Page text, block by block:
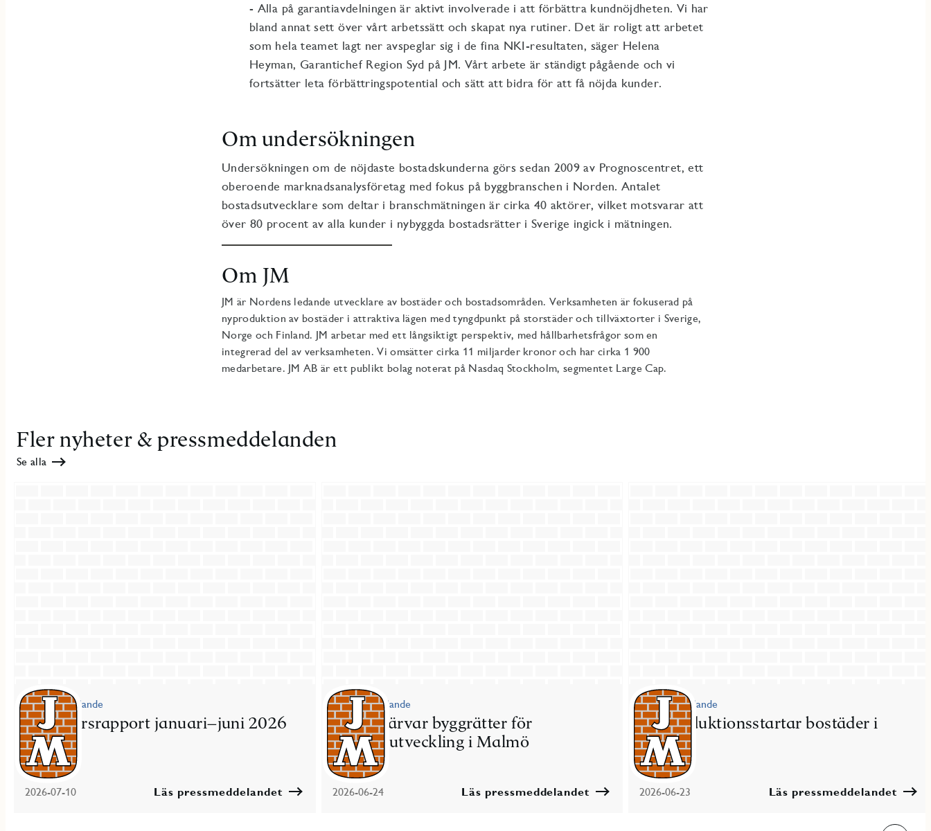
- Alla på garantiavdelningen är aktivt involverade i att förbättra kundnöjdheten. Vi har
bland annat sett över vårt arbetssätt och skapat nya rutiner. Det är roligt att arbetet
som hela teamet lagt ner avspeglar sig i de fina NKI-resultaten, säger Helena
Heyman, Garantichef Region Syd på JM. Vårt arbete är ständigt pågående och vi
fortsätter leta förbättringspotential och sätt att bidra för att få nöjda kunder.
Om undersökningen
Undersökningen om de nöjdaste bostadskunderna görs sedan 2009 av Prognoscentret, ett
oberoende marknadsanalysföretag med fokus på byggbranschen i Norden. Antalet
bostadsutvecklare som deltar i branschmätningen är cirka 40 aktörer, vilket motsvarar att
över 80 procent av alla kunder i nybyggda bostadsrätter i Sverige ingick i mätningen.
Om JM
JM är Nordens ledande utvecklare av bostäder och bostadsområden. Verksamheten är fokuserad på
nyproduktion av bostäder i attraktiva lägen med tyngdpunkt på storstäder och tillväxtorter i Sverige,
Norge och Finland. JM arbetar med ett långsiktigt perspektiv, med hållbarhetsfrågor som en
integrerad del av verksamheten. Vi omsätter cirka 11 miljarder kronor och har cirka 1 900
medarbetare. JM AB är ett publikt bolag noterat på Nasdaq Stockholm, segmentet Large Cap.
Fler nyheter & pressmeddelanden
Se alla
Pressmeddelande
JM delårsrapport januari–juni 2026
2026-07-10 Läs pressmeddelandet
Pressmeddelande
JM förvärvar byggrätter för
bostadsutveckling i Malmö
2026-06-24 Läs pressmeddelandet
Pressmeddelande
JM produktionsstartar bostäder i
Nacka
2026-06-23 Läs pressmeddelandet